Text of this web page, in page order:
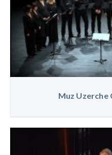
Muz Uzerche